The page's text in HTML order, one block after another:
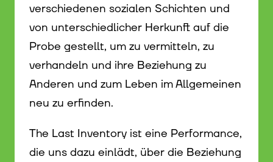
verschiedenen sozialen Schichten und
von unterschiedlicher Herkunft auf die
Probe gestellt, um zu vermitteln, zu
verhandeln und ihre Beziehung zu
Anderen und zum Leben im Allgemeinen
neu zu erfinden.
The Last Inventory ist eine Performance,
die uns dazu einlädt, über die Beziehung